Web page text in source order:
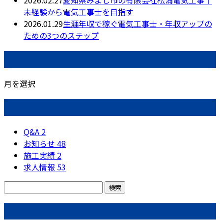
未経験から電気工事士を目指す
2026.01.29生涯年収で稼ぐ電気工事士・年収アップの
ための3つのステップ
月を選択
Q&A 2
お知らせ 48
施工実績 2
求人情報 53